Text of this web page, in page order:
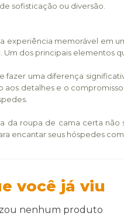
sofisticação ou diversão.
experiência memorável em
Um dos principais elementos
fazer uma diferença
detalhes e o
da roupa de cama certa
encantar seus hóspedes
você já viu
nenhum produto